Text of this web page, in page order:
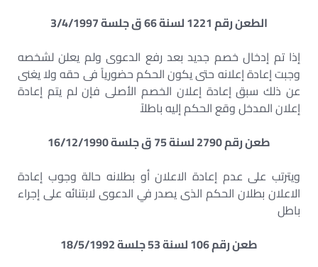
الطعن رقم 1221 لسنة 66 ق جلسة 3/4/1997
إذا تم إدخال خصم جديد بعد رفع الدعوى ولم يعلن لشخصه
وجبت إعادة إعلانه حتى يكون الحكم حضورياً فى حقه ولا يغنى
عن ذلك سبق إعادة إعلان الخصم الأصلى فإن لم يتم إعادة
إعلان المدخل وقع الحكم إليه باطلاً
طعن رقم 2790 لسنة 75 ق جلسة 16/12/1990
ويترتب على عدم إعادة الاعلان أو بطلانه حالة وجوب إعادة
الاعلان بطلان الحكم الذى يصدر في الدعوى لابتنائه على إجراء
باطل
طعن رقم 106 لسنة 53 جلسة 18/5/1992